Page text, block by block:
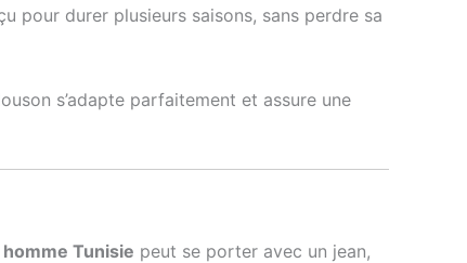
pour durer plusieurs saisons, sans perdre sa
s’adapte parfaitement et assure une
Tunisie peut se porter avec un jean,